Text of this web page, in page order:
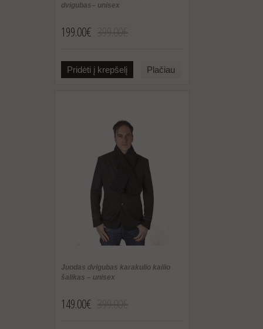
dvigubas– unisex
199.00€
Pridėti į krepšelį Plačiau
Juodas dvigubas karakulio kailio
šalikas – unisex
149.00€